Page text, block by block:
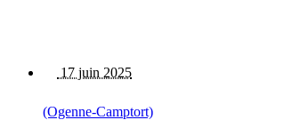
17 juin 2025
(Ogenne-Camptort)